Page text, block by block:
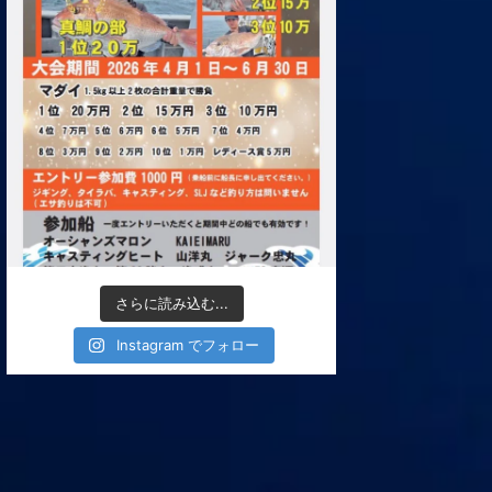
さらに読み込む...
Instagram でフォロー